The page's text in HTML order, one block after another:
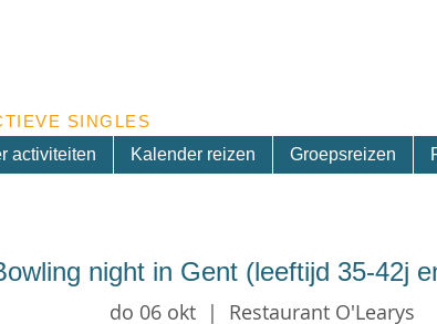
SINGLES
activiteiten Kalender reizen Groepsreizen
night in Gent (leeftijd 35-42j
do 06 okt
  |
Restaurant O'Learys